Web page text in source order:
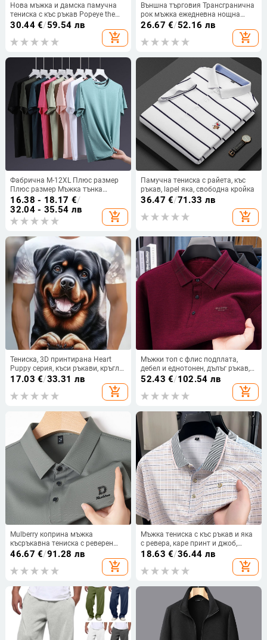
Нова мъжка и дамска памучна
тениска с къс ръкав Popeye the
Sailor за всички мачове 2023
30.44€/59.54 лв
add_shopping_cart
Външна търговия Трансгранична
рок мъжка ежедневна нощна
клубна ярка риза с ревера Stage
Tough Guy мъжка риза с дълъг
ръкав
26.67 €/52.16 лв
add_shopping_cart
Фабрична M-12XL Плюс размер
Плюс размер Мъжка тънка
тениска с кръгло деколте,
бързосъхнеща, с къс ръкав, лятна
тънка тениска с половин ръкав
16.38 - 18.17 €/
32.04 - 35.54 лв
add_shopping_cart
Памучна тениска с райета, къс
ръкав, lapel яка, свободна кройка
36.47 €/71.33 лв
add_shopping_cart
Тениска, 3D принтирана Heart
Puppy серия, къси ръкави, кръгло
деколте, дишащ полиестер
17.03 €/33.31 лв
add_shopping_cart
Мъжки топ с флис подплата,
дебел и еднотонен, дълъг ръкав,
полиестер
52.43 €/102.54 лв
add_shopping_cart
Mulberry коприна мъжка
късръкавна тениска с реверен
яка, летна тънка, принт с букви
46.67 €/91.28 лв
add_shopping_cart
Мъжка тениска с къс ръкав и яка
с ревера, каре принт и джоб,
дишаща полиестерова смес.
18.63 €/36.44 лв
add_shopping_cart